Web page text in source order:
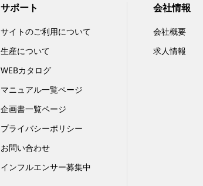
サポート
サイトのご利用について
生産について
WEBカタログ
マニュアル一覧ページ
企画書一覧ページ
プライバシーポリシー
お問い合わせ
インフルエンサー募集中
会社情報
会社概要
求人情報